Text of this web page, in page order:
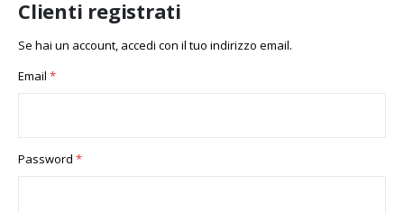
Clienti registrati
Se hai un account, accedi con il tuo indirizzo email.
Email
Password